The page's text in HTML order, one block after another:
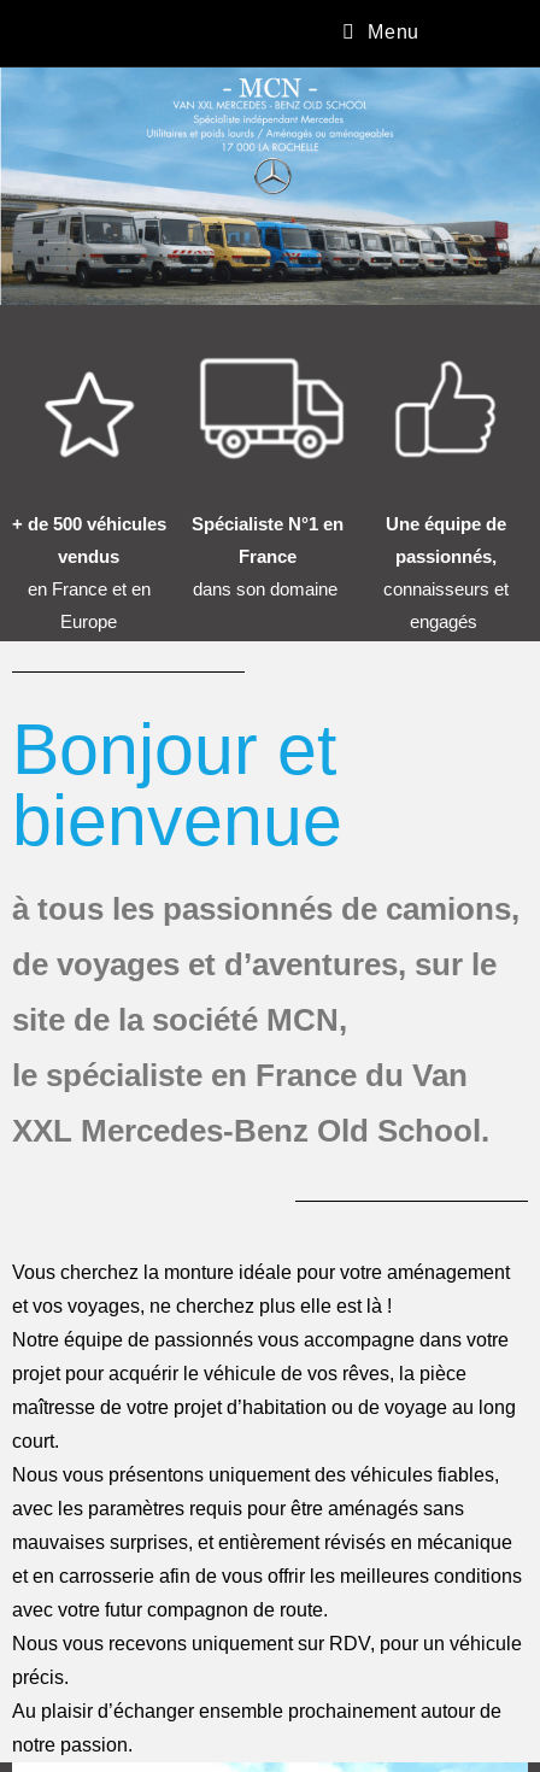
Menu
+ de 500 véhicules
vendus
en France et en
Europe
Spécialiste N°1 en
France
dans son domaine
Une équipe de
passionnés,
connaisseurs et
engagés
Bonjour et
bienvenue
à tous les passionnés de camions,
de voyages et d’aventures, sur le
site de la société MCN,
le spécialiste en France du Van
XXL Mercedes-Benz Old School.
Vous cherchez la monture idéale pour votre aménagement
et vos voyages, ne cherchez plus elle est là !
Notre équipe de passionnés vous accompagne dans votre
projet pour acquérir le véhicule de vos rêves, la pièce
maîtresse de votre projet d’habitation ou de voyage au long
court.
Nous vous présentons uniquement des véhicules fiables,
avec les paramètres requis pour être aménagés sans
mauvaises surprises, et entièrement révisés en mécanique
et en carrosserie afin de vous offrir les meilleures conditions
avec votre futur compagnon de route.
Nous vous recevons uniquement sur RDV, pour un véhicule
précis.
Au plaisir d’échanger ensemble prochainement autour de
notre passion.